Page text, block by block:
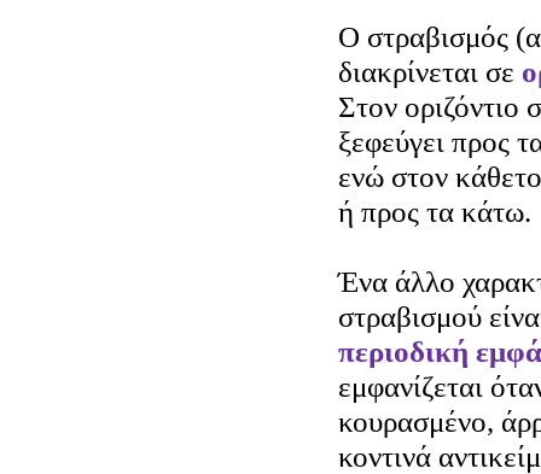
Ο στραβισμός
διακρίνεται σε
Στον οριζόντιο
ξεφεύγει προς
ενώ στον
ή προς τα κάτω.
Ένα άλλο
στραβισμού
περιοδική
εμφανίζεται
κουρασμένο,
κοντινά